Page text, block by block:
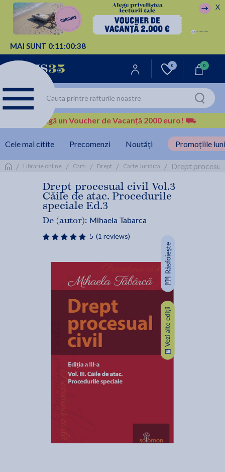
MAI SUNT 0:11:00:37
X
0 0
Câștigă un Voucher de Vacanță 2000 euro! ⛟
Cele mai citite Precomenzi Noutăți Promoțiile
/ Librarie online / Carti / Drept / Carte Juridica / Drept
Drept procesual civil Vol.3
Căile de atac. Procedurile
speciale Ed.3
De (autor): Mihaela Tabarca
5 (1 reviews)